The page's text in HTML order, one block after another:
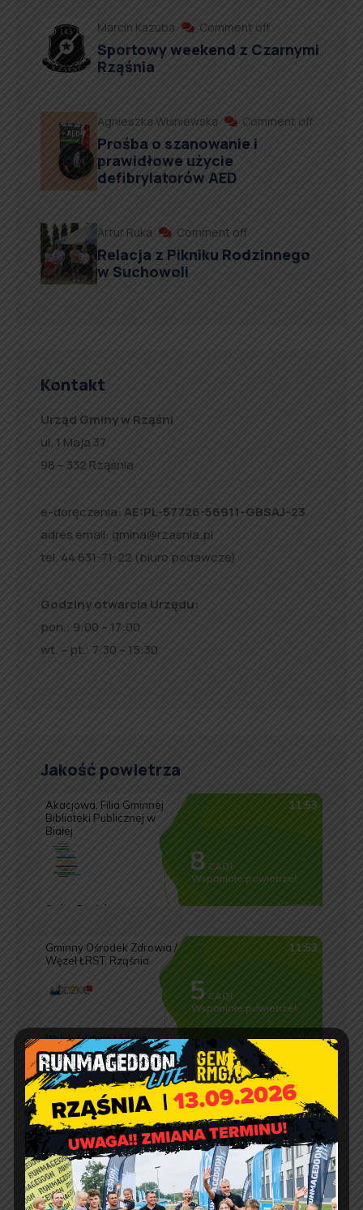
Marcin Kazuba Comment off
Sportowy weekend z Czarnymi
Rząśnia
Agnieszka Wiśniewska Comment off
Prośba o szanowanie i
prawidłowe użycie
defibrylatorów AED
Artur Ruka Comment off
Relacja z Pikniku Rodzinnego
w Suchowoli
Kontakt
Urząd Gminy w Rząśni
ul. 1 Maja 37
98 – 332 Rząśnia
e-doręczenia: AE:PL-57726-56911-GBSAJ-23
adres email: gmina@rzasnia.pl
tel. 44 631-71-22 (biuro podawcze)
Godziny otwarcia Urzędu:
pon.: 9:00 – 17:00
wt. – pt.: 7:30 – 15:30
Jakość powietrza